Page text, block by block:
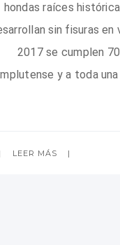
hondas raíces
sin fisuras en
2017 se cumplen
y a toda
LEER MÁS